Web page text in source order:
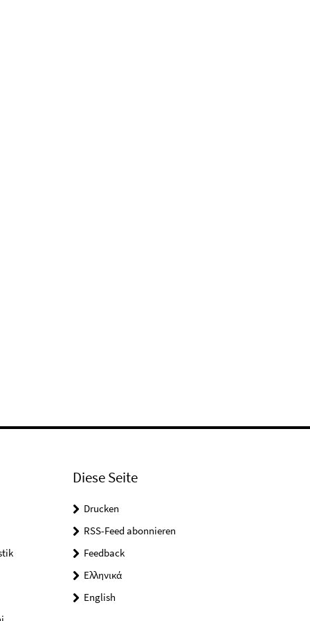
Diese Seite
Drucken
RSS-Feed abonnieren
Feedback
Ελληνικά
English